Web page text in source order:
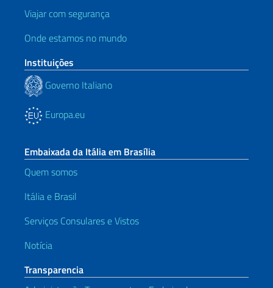
Viajar com segurança
Onde estamos no mundo
Instituições
Governo Italiano
Europa.eu
Embaixada da Itália em Brasília
Quem somos
Itália e Brasil
Serviços Consulares e Vistos
Notícia
Transparencia